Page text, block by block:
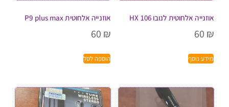
אוזנייה אלחוטית לנובו HX 106
60 ₪
מידע נוסף
אוזנייה אלחוטית P9 plus max
60 ₪
הוספה לסל